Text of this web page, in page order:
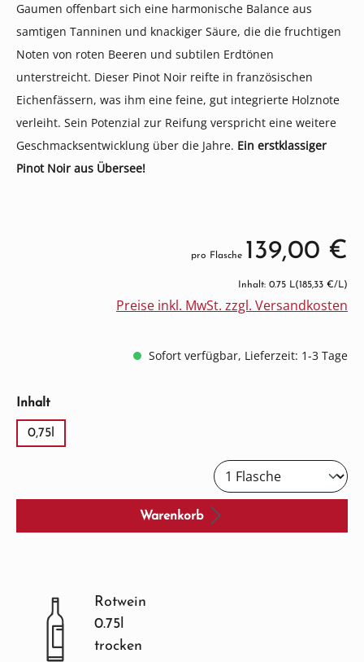
Gaumen offenbart sich eine harmonische Balance aus
samtigen Tanninen und knackiger Säure, die die fruchtigen
Noten von roten Beeren und subtilen Erdtönen
unterstreicht. Dieser Pinot Noir reifte in französischen
Eichenfässern, was ihm eine feine, gut integrierte Holznote
verleiht. Sein Potenzial zur Reifung verspricht eine weitere
Geschmacksentwicklung über die Jahre. Ein erstklassiger
Pinot Noir aus Übersee!
pro Flasche 139,00 €
Inhalt: 0.75 L(185,33 €/L)
Preise inkl. MwSt. zzgl. Versandkosten
Sofort verfügbar, Lieferzeit: 1-3 Tage
Inhaltauswählen
0,75l
Warenkorb
Rotwein
0.75l
trocken